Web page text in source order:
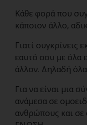
Κάθε φορά που
κάποιον άλλο,
Γιατί συγκρίνεις
εαυτό σου με όλα
άλλον. Δηλαδή
Για να είναι μια
ανάμεσα σε
ανθρώπους και